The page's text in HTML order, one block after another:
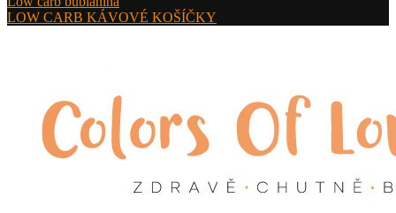
LOW CARB KÁVOVÉ KOŠÍČKY